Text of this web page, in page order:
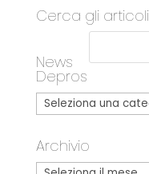
Cerca gli articoli
News
Depros
Archivio